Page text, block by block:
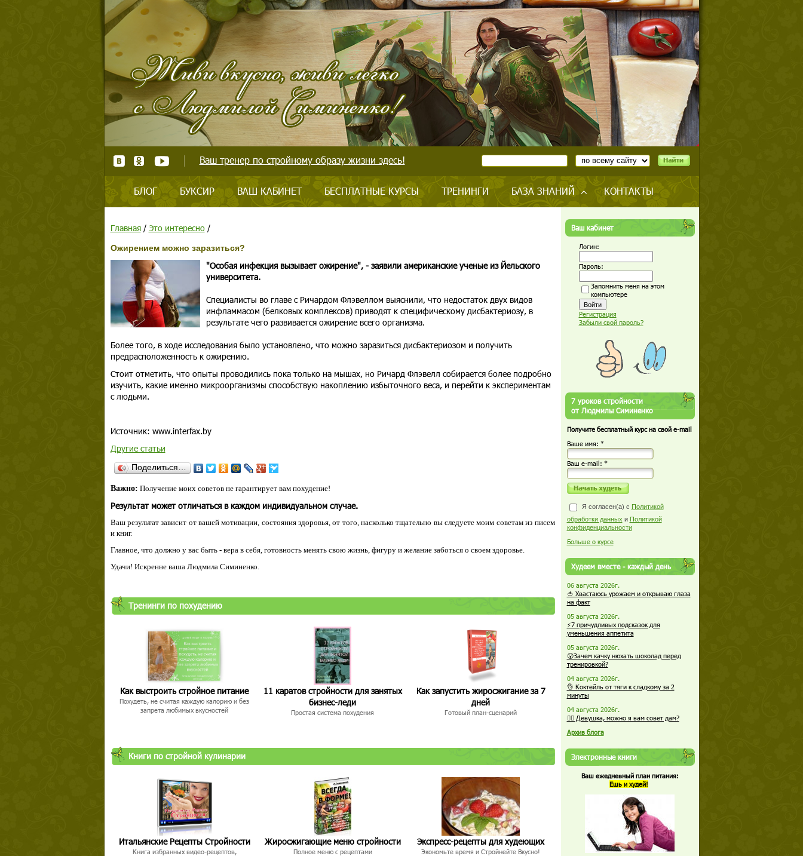
Ваш тренер по стройному образу жизни здесь!
БЛОГ БУКСИР ВАШ КАБИНЕТ БЕСПЛАТНЫЕ КУРСЫ ТРЕНИНГИ БАЗА ЗНАНИЙ КОНТАКТЫ
Главная/ Это интересно/
Ожирением можно заразиться?
"Особая инфекция вызывает ожирение", - заявили американские ученые из Йельского
университета.
Специалисты во главе с Ричардом Флэвеллом выяснили, что недостаток двух видов
инфламмасом (белковых комплексов) приводят к специфическому дисбактериозу, в
результате чего развивается ожирение всего организма.
Более того, в ходе исследования было установлено, что можно заразиться дисбактериозом и получить
предрасположенность к ожирению.
Стоит отметить, что опыты проводились пока только на мышах, но Ричард Флэвелл собирается более подробно
изучить, какие именно микроорганизмы способствую накоплению избыточного веса, и перейти к экспериментам
с людьми.
Источник: www.interfax.by
Другие статьи
Поделиться…
Важно: Получение моих советов не гарантирует вам похудение!
Результат может отличаться в каждом индивидуальном случае.
Ваш результат зависит от вашей мотивации, состояния здоровья, от того, насколько тщательно вы следуете моим советам из писем
и книг.
Главное, что должно у вас быть - вера в себя, готовность менять свою жизнь, фигуру и желание заботься о своем здоровье.
Удачи! Искренне ваша Людмила Симиненко.
Тренинги по похудению
Как выстроить стройное питание
Похудеть, не считая каждую калорию и без
запрета любимых вкусностей
11 каратов стройности для занятых
бизнес-леди
Простая система похудения
Как запустить жиросжигание за 7
дней
Готовый план-сценарий
Книги по стройной кулинарии
Итальянские Рецепты Стройности
Книга избранных видео-рецептов,
Жиросжигающие меню стройности
Полное меню с рецептами
Экспресс-рецепты для худеющих
Экономьте время и Стройнейте Вкусно!
Ваш кабинет
Логин:
Пароль:
Запомнить меня на этом
компьютере
Регистрация
Забыли свой пароль?
7 уроков стройности
от Людмилы Симиненко
Получите бесплатный курс на свой e-mail
Ваше имя: *
Ваш е-mail: *
Я согласен(а) с Политикой
обработки данных и Политикой
конфиденциальности
Больше о курсе
Худеем вместе - каждый день
06 августа 2026г.
🍅 Хвастаюсь урожаем и открываю глаза
на факт
05 августа 2026г.
⚡7 причудливых подсказок для
уменьшения аппетита
05 августа 2026г.
😮Зачем качку нюхать шоколад перед
тренировкой?
04 августа 2026г.
👌 Коктейль от тяги к сладкому за 2
минуты
04 августа 2026г.
🏋️‍♀️ Девушка, можно я вам совет дам?
Архив блога
Электронные книги
Ваш ежедневный план питания:
Ешь и худей!